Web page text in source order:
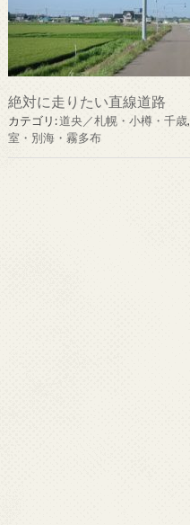
絶対に走りたい直線道路
カテゴリ:道央／札幌・小樽・千歳,
室・別海・霧多布